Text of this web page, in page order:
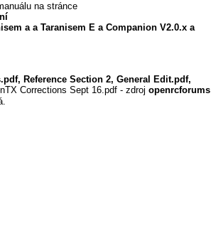
na stránce
a a Taranisem E a Companion V2.0.x a
Reference Section 2, General Edit.pdf,
Corrections Sept 16.pdf - zdroj openrcforums